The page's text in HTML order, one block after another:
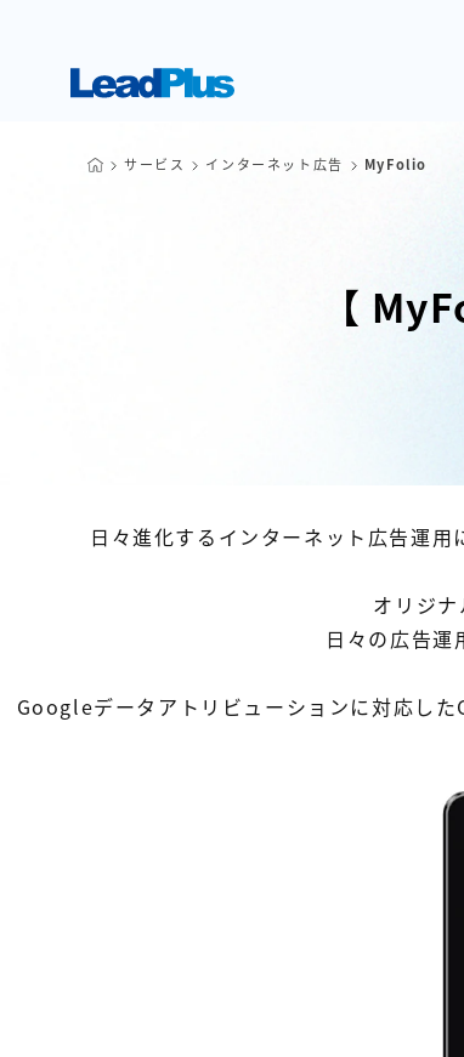
サービス インターネット広告 MyFolio
【
日々進化するインターネット広告運
オリジ
日々の広告運
Googleデータアトリビューションに対応し